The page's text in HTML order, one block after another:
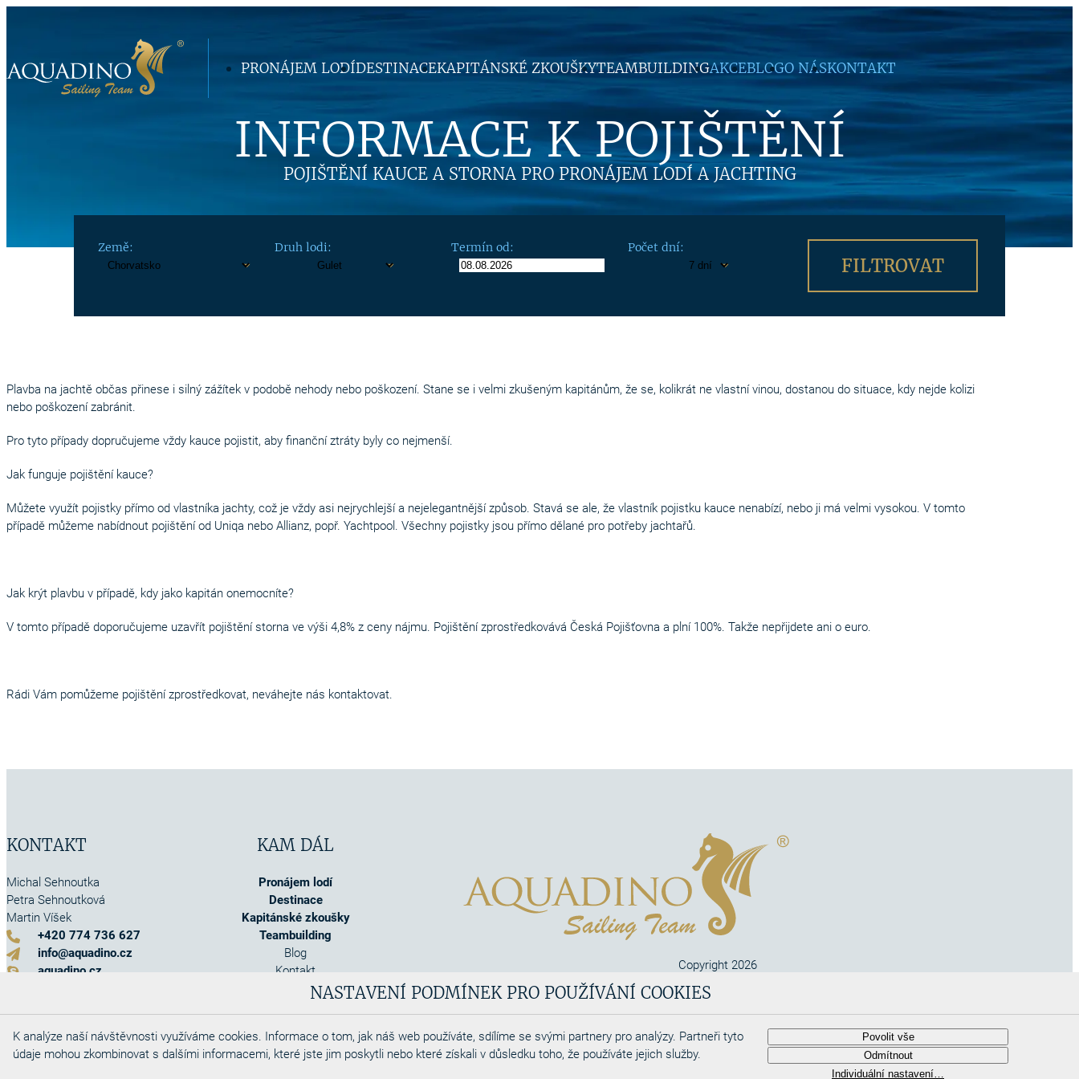
NASTAVENÍ PODMÍNEK PRO POUŽÍVÁNÍ COOKIES
K analýze naší návštěvnosti využíváme cookies. Informace o tom, jak náš web používáte, sdílíme se svými partnery pro analýzy. Partneři tyto
údaje mohou zkombinovat s dalšími informacemi, které jste jim poskytli nebo které získali v důsledku toho, že používáte jejich služby.
Povolit vše
Odmítnout
Individuální nastavení…
PRONÁJEM LODÍDESTINACEKAPITÁNSKÉ ZKOUŠKYTEAMBUILDINGAKCEBLOGO NÁSKONTAKT
INFORMACE K POJIŠTĚNÍ
POJIŠTĚNÍ KAUCE A STORNA PRO PRONÁJEM LODÍ A JACHTING
Země: Druh lodi: Termín od: Počet dní:
Plavba na jachtě občas přinese i silný zážítek v podobě nehody nebo poškození. Stane se i velmi zkušeným kapitánům, že se, kolikrát ne vlastní vinou, dostanou do situace, kdy nejde kolizi
nebo poškození zabránit.
Pro tyto případy dopručujeme vždy kauce pojistit, aby finanční ztráty byly co nejmenší.
Jak funguje pojištění kauce?
Můžete využít pojistky přímo od vlastníka jachty, což je vždy asi nejrychlejší a nejelegantnější způsob. Stavá se ale, že vlastník pojistku kauce nenabízí, nebo ji má velmi vysokou. V tomto
případě můžeme nabídnout pojištění od Uniqa nebo Allianz, popř. Yachtpool. Všechny pojistky jsou přímo dělané pro potřeby jachtařů.
Jak krýt plavbu v případě, kdy jako kapitán onemocníte?
V tomto případě doporučujeme uzavřít pojištění storna ve výši 4,8% z ceny nájmu. Pojištění zprostředkovává Česká Pojišťovna a plní 100%. Takže nepřijdete ani o euro.
Rádi Vám pomůžeme pojištění zprostředkovat, neváhejte nás kontaktovat.
KONTAKT
Michal Sehnoutka
Petra Sehnoutková
Martin Víšek
+420 774 736 627
info@aquadino.cz
aquadino.cz
KAM DÁL
Pronájem lodí
Destinace
Kapitánské zkoušky
Teambuilding
Blog
Kontakt
O nás
Obchodní podmínky
Cookies
Copyright 2026
Aquadino s.r.o